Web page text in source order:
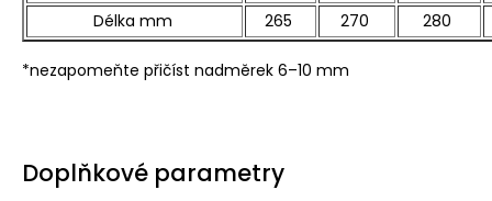
Délka mm
265 270 280
*nezapomeňte přičíst nadměrek 6–10 mm
Doplňkové parametry